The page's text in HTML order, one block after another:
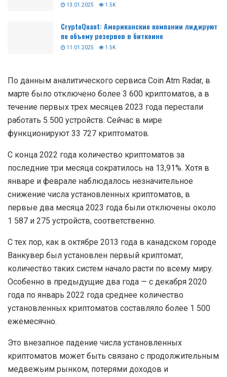
13.01.2025 1.5K
CryptoQuant: Американские компании лидируют
по объему резервов в биткоине
11.01.2025 1.5K
По данным аналитического сервиса Coin Atm Radar, в
марте было отключено более 3 600 криптоматов, а в
течение первых трех месяцев 2023 года перестали
работать 5 500 устройств. Сейчас в мире
функционируют 33 727 криптоматов.
С конца 2022 года количество криптоматов за
последние три месяца сократилось на 13,91%. Хотя в
январе и феврале наблюдалось незначительное
снижение числа установленных криптоматов, в
первые два месяца 2023 года были отключены около
1 587 и 275 устройств, соответственно.
С тех пор, как в октябре 2013 года в канадском городе
Ванкувер был установлен первый криптомат,
количество таких систем начало расти по всему миру.
Особенно в предыдущие два года — с декабря 2020
года по январь 2022 года среднее количество
установленных криптоматов составляло более 1 500
ежемесячно.
Это внезапное падение числа установленных
криптоматов может быть связано с продолжительным
медвежьим рынком, потерями доходов и